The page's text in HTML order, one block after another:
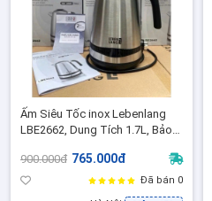
Ấm Siêu Tốc inox Lebenlang
LBE2662, Dung Tích 1.7L, Bảo
900.000đ 765.000đ
Đã bán 0